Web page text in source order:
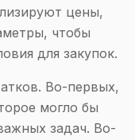
цены,
чтобы
для закупок.
Во-первых,
могло бы
задач. Во-